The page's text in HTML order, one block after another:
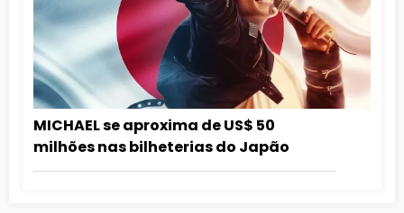
MICHAEL se aproxima de US$ 50
milhões nas bilheterias do Japão